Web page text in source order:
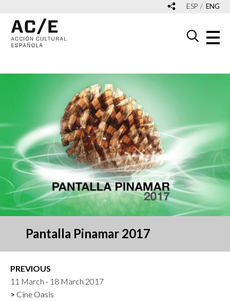
ESP ENG
Pantalla Pinamar 2017
PREVIOUS
11 March - 18 March 2017
Cine Oasis